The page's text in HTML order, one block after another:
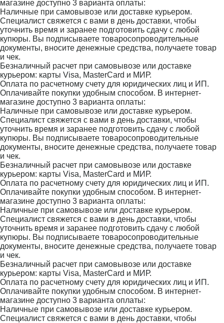
магазине доступно 3 варианта оплаты:
Наличные при самовывозе или доставке курьером.
Специалист свяжется с вами в день доставки, чтобы
уточнить время и заранее подготовить сдачу с любой
купюры. Вы подписываете товаросопроводительные
документы, вносите денежные средства, получаете товар
и чек.
Безналичный расчет при самовывозе или доставке
курьером: карты Visa, MasterCard и МИР.
Оплата по расчетному счету для юридических лиц и ИП.
Оплачивайте покупки удобным способом. В интернет-
магазине доступно 3 варианта оплаты:
Наличные при самовывозе или доставке курьером.
Специалист свяжется с вами в день доставки, чтобы
уточнить время и заранее подготовить сдачу с любой
купюры. Вы подписываете товаросопроводительные
документы, вносите денежные средства, получаете товар
и чек.
Безналичный расчет при самовывозе или доставке
курьером: карты Visa, MasterCard и МИР.
Оплата по расчетному счету для юридических лиц и ИП.
Оплачивайте покупки удобным способом. В интернет-
магазине доступно 3 варианта оплаты:
Наличные при самовывозе или доставке курьером.
Специалист свяжется с вами в день доставки, чтобы
уточнить время и заранее подготовить сдачу с любой
купюры. Вы подписываете товаросопроводительные
документы, вносите денежные средства, получаете товар
и чек.
Безналичный расчет при самовывозе или доставке
курьером: карты Visa, MasterCard и МИР.
Оплата по расчетному счету для юридических лиц и ИП.
Оплачивайте покупки удобным способом. В интернет-
магазине доступно 3 варианта оплаты:
Наличные при самовывозе или доставке курьером.
Специалист свяжется с вами в день доставки, чтобы